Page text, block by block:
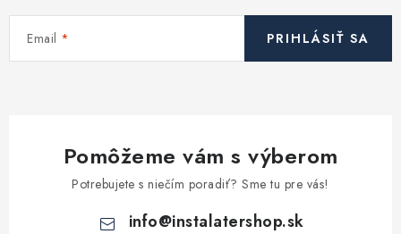
Email PRIHLÁSIŤ SA
Pomôžeme vám s výberom
Potrebujete s niečím poradiť? Sme tu pre vás!
info@instalatershop.sk